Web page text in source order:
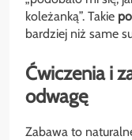
koleżanką”. Takie
bardziej niż same
Ćwiczenia i
odwagę
Zabawa to